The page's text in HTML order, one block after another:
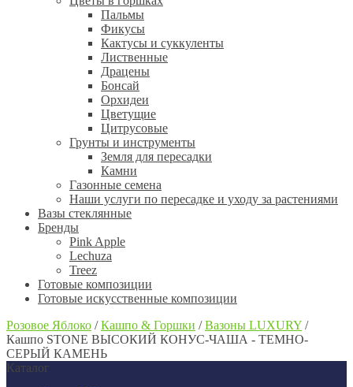
Пальмы
Фикусы
Кактусы и суккуленты
Лиственные
Драцены
Бонсай
Орхидеи
Цветущие
Цитрусовые
Грунты и инструменты
Земля для пересадки
Камни
Газонные семена
Наши услуги по пересадке и уходу за растениями
Вазы стеклянные
Бренды
Pink Apple
Lechuza
Treez
Готовые композиции
Готовые искусственные композиции
Розовое Яблоко /Кашпо & Горшки /Вазоны LUXURY /
Кашпо STONE ВЫСОКИЙ КОНУС-ЧАША - ТЕМНО-
СЕРЫЙ КАМЕНЬ
Каталог